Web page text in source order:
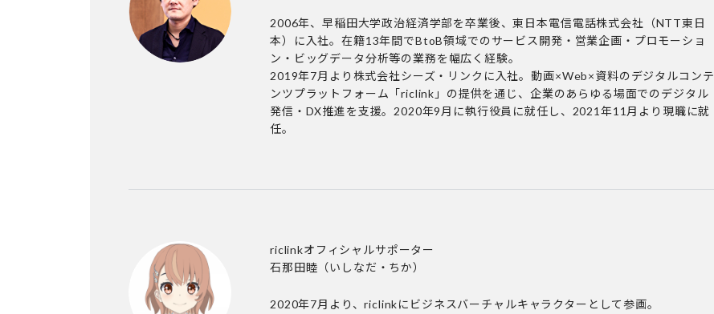
2006年、早稲田大学政治経済学部を卒業後、東日本電信電話株式会社（NTT東日
本）に入社。在籍13年間でBtoB領域でのサービス開発・営業企画・プロモーショ
ン・ビッグデータ分析等の業務を幅広く経験。
2019年7月より株式会社シーズ・リンクに入社。動画×Web×資料のデジタルコンテ
ンツプラットフォーム「riclink」の提供を通じ、企業のあらゆる場面でのデジタル
発信・DX推進を支援。2020年9月に執行役員に就任し、2021年11月より現職に就
任。
riclinkオフィシャルサポーター
石那田睦 （いしなだ・ちか）
2020年7月より、riclinkにビジネスバーチャルキャラクターとして参画。